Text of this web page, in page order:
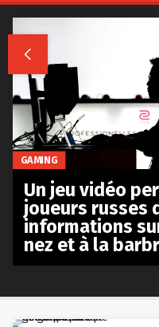

GAMING
Un jeu vidéo
joueurs russes
informations
nez et à la